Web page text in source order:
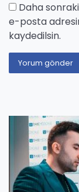
Daha
e-posta
kaydedilsin.